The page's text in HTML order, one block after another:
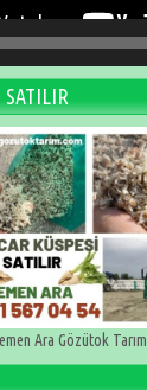
SATILIR
Ara Gözütok Tarım